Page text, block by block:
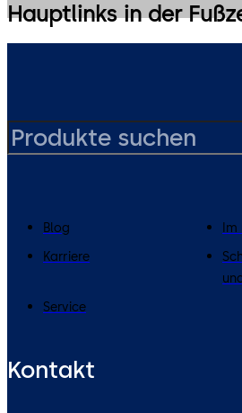
Hauptlinks in der
Blog
Karriere
Service
Kontakt